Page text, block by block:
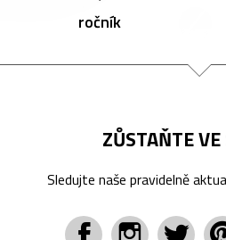
ročník
ZŮSTAŇTE
Sledujte naše pravidelně